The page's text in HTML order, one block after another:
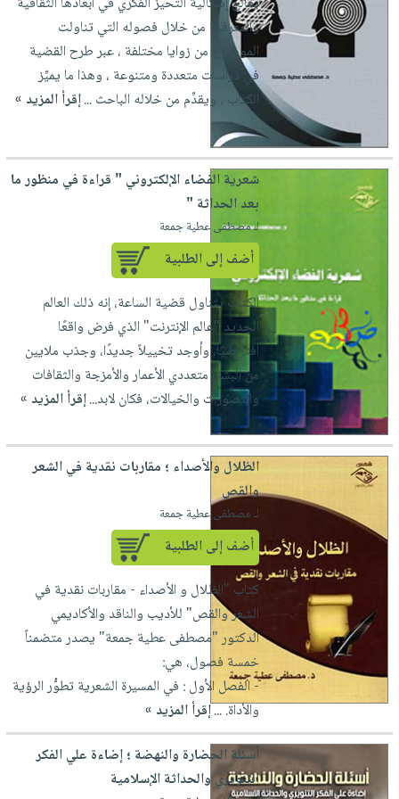
العناية
بالأسنان
الحمية
والتغذية
أدوات
الأوعية
أدوات
المطبخ
الأكثر
مبيعاً
العودة
اكسسوارات
كتب
اكسسوارات
منزلية
مطرزات
حقائب
حلي
عناية
صابون
أطفال
مناسبات
شحن
مجاني
كل
الاشتراكات
صندوق
القراءة
بلا
حدود
بحث
متقدم
وفرات
عن
الشركة
سياسة
الشركة
فيديوهات
أسئلة
يتكرر
طرحها
خدمات
وفرات
انشر
كتابك
تواصل
معنا
حسابك
لائحة
الأمنيات
عربة
التسوق
نشرة
الإصدارات
والمعرفية من خلال فصوله التي تناولت
الموضوع من زوايا مختلفة ، عبر طرح القضية
في دراسات متعددة ومتنوعة ، وهذا ما يميِّز
الكتاب ، ويقدِّم من خلاله الباحث ...إقرأ المزيد »
شعرية الفضاء الإلكتروني " قراءة في منظور ما
بعد الحداثة "
لـ مصطفى عطية جمعة
أضف إلى الطلبية
الكتاب يتناول قضية الساعة، إنه ذلك العالم
الجديد "عالم الإنترنت" الذي فرض واقعًا
افتراضيًا، وأوجد تخييلاً جديدًا، وجذب ملايين
من البشر، متعددي الأعمار والأمزجة والثقافات
والتصورات والخيالات، فكان لابد...إقرأ المزيد »
الظلال والأصداء ؛ مقاربات نقدية في الشعر
والقص
لـ مصطفى عطية جمعة
أضف إلى الطلبية
كتاب "الظلال و الأصداء - مقاربات نقدية في
الشعر والقص" للأديب والناقد والأكاديمي
الدكتور "مصطفى عطية جمعة" يصدر متضمناً
خمسة فصول، هي:
- الفصل الأول : في المسيرة الشعرية تطوُّر الرؤية
والأداة. ...إقرأ المزيد »
أسئلة الحضارة والنهضة ؛ إضاءة علي الفكر
التنويري والحداثة الإسلامية